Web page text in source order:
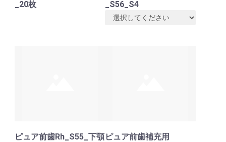
_20枚 _S56_S4
ピュア前歯Rh_S55_下顎 ピュア前歯補充用